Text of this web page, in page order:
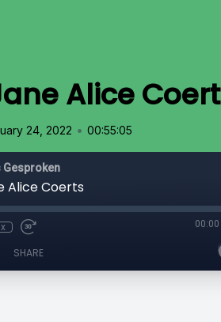
Alice
24, 2022 • 00:55:05
Alice Coerts
00:00
SHARE